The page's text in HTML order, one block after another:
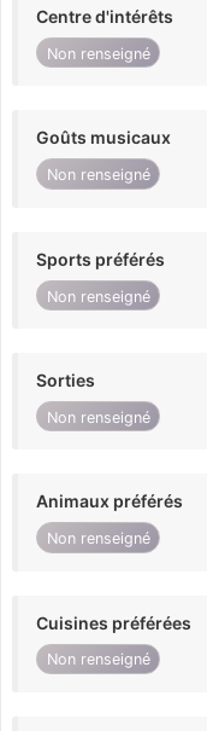
Centre d'intérêts
Non renseigné
Goûts musicaux
Non renseigné
Sports préférés
Non renseigné
Sorties
Non renseigné
Animaux préférés
Non renseigné
Cuisines préférées
Non renseigné